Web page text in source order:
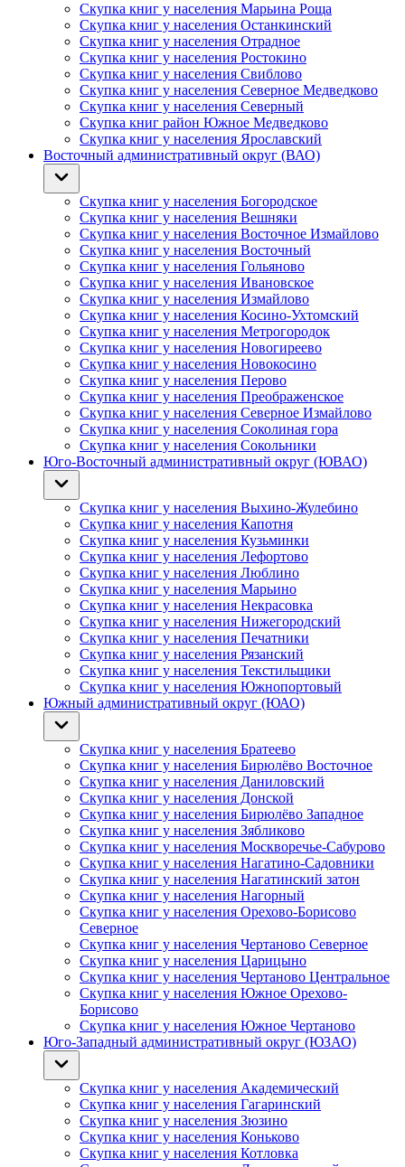
Скупка книг у населения Марьина Роща
Скупка книг у населения Останкинский
Скупка книг у населения Отрадное
Скупка книг у населения Ростокино
Скупка книг у населения Свиблово
Скупка книг у населения Северное Медведково
Скупка книг у населения Северный
Скупка книг район Южное Медведково
Скупка книг у населения Ярославский
Восточный административный округ (ВАО)
Скупка книг у населения Богородское
Скупка книг у населения Вешняки
Скупка книг у населения Восточное Измайлово
Скупка книг у населения Восточный
Скупка книг у населения Гольяново
Скупка книг у населения Ивановское
Скупка книг у населения Измайлово
Скупка книг у населения Косино-Ухтомский
Скупка книг у населения Метрогородок
Скупка книг у населения Новогиреево
Скупка книг у населения Новокосино
Скупка книг у населения Перово
Скупка книг у населения Преображенское
Скупка книг у населения Северное Измайлово
Скупка книг у населения Соколиная гора
Скупка книг у населения Сокольники
Юго-Восточный административный округ (ЮВАО)
Скупка книг у населения Выхино-Жулебино
Скупка книг у населения Капотня
Скупка книг у населения Кузьминки
Скупка книг у населения Лефортово
Скупка книг у населения Люблино
Скупка книг у населения Марьино
Скупка книг у населения Некрасовка
Скупка книг у населения Нижегородский
Скупка книг у населения Печатники
Скупка книг у населения Рязанский
Скупка книг у населения Текстильщики
Скупка книг у населения Южнопортовый
Южный административный округ (ЮАО)
Скупка книг у населения Братеево
Скупка книг у населения Бирюлёво Восточное
Скупка книг у населения Даниловский
Скупка книг у населения Донской
Скупка книг у населения Бирюлёво Западное
Скупка книг у населения Зябликово
Скупка книг у населения Москворечье-Сабурово
Скупка книг у населения Нагатино-Садовники
Скупка книг у населения Нагатинский затон
Скупка книг у населения Нагорный
Скупка книг у населения Орехово-Борисово
Северное
Скупка книг у населения Чертаново Северное
Скупка книг у населения Царицыно
Скупка книг у населения Чертаново Центральное
Скупка книг у населения Южное Орехово-
Борисово
Скупка книг у населения Южное Чертаново
Юго-Западный административный округ (ЮЗАО)
Скупка книг у населения Академический
Скупка книг у населения Гагаринский
Скупка книг у населения Зюзино
Скупка книг у населения Коньково
Скупка книг у населения Котловка